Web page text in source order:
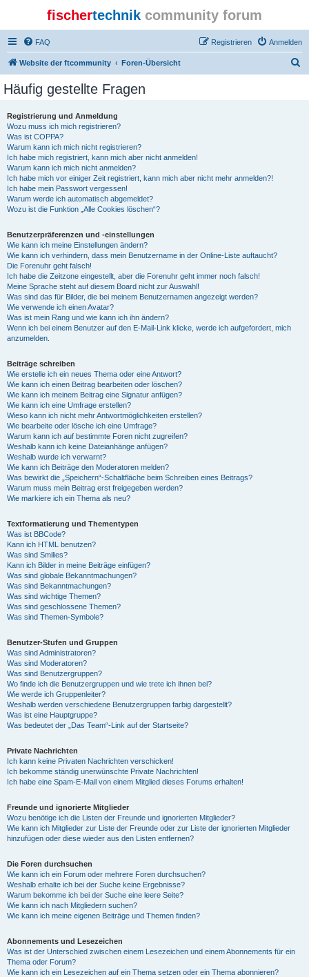
fischertechnik community forum
FAQ Anmelden
Registrieren
Website der ftcommunity Foren-Übersicht
Häufig gestellte Fragen
Registrierung und Anmeldung
Wozu muss ich mich registrieren?
Was ist COPPA?
Warum kann ich mich nicht registrieren?
Ich habe mich registriert, kann mich aber nicht anmelden!
Warum kann ich mich nicht anmelden?
Ich habe mich vor einiger Zeit registriert, kann mich aber nicht mehr anmelden?!
Ich habe mein Passwort vergessen!
Warum werde ich automatisch abgemeldet?
Wozu ist die Funktion „Alle Cookies löschen“?
Benutzerpräferenzen und -einstellungen
Wie kann ich meine Einstellungen ändern?
Wie kann ich verhindern, dass mein Benutzername in der Online-Liste auftaucht?
Die Forenuhr geht falsch!
Ich habe die Zeitzone eingestellt, aber die Forenuhr geht immer noch falsch!
Meine Sprache steht auf diesem Board nicht zur Auswahl!
Was sind das für Bilder, die bei meinem Benutzernamen angezeigt werden?
Wie verwende ich einen Avatar?
Was ist mein Rang und wie kann ich ihn ändern?
Wenn ich bei einem Benutzer auf den E-Mail-Link klicke, werde ich aufgefordert, mich
anzumelden.
Beiträge schreiben
Wie erstelle ich ein neues Thema oder eine Antwort?
Wie kann ich einen Beitrag bearbeiten oder löschen?
Wie kann ich meinem Beitrag eine Signatur anfügen?
Wie kann ich eine Umfrage erstellen?
Wieso kann ich nicht mehr Antwortmöglichkeiten erstellen?
Wie bearbeite oder lösche ich eine Umfrage?
Warum kann ich auf bestimmte Foren nicht zugreifen?
Weshalb kann ich keine Dateianhänge anfügen?
Weshalb wurde ich verwarnt?
Wie kann ich Beiträge den Moderatoren melden?
Was bewirkt die „Speichern“-Schaltfläche beim Schreiben eines Beitrags?
Warum muss mein Beitrag erst freigegeben werden?
Wie markiere ich ein Thema als neu?
Textformatierung und Thementypen
Was ist BBCode?
Kann ich HTML benutzen?
Was sind Smilies?
Kann ich Bilder in meine Beiträge einfügen?
Was sind globale Bekanntmachungen?
Was sind Bekanntmachungen?
Was sind wichtige Themen?
Was sind geschlossene Themen?
Was sind Themen-Symbole?
Benutzer-Stufen und Gruppen
Was sind Administratoren?
Was sind Moderatoren?
Was sind Benutzergruppen?
Wo finde ich die Benutzergruppen und wie trete ich ihnen bei?
Wie werde ich Gruppenleiter?
Weshalb werden verschiedene Benutzergruppen farbig dargestellt?
Was ist eine Hauptgruppe?
Was bedeutet der „Das Team“-Link auf der Startseite?
Private Nachrichten
Ich kann keine Privaten Nachrichten verschicken!
Ich bekomme ständig unerwünschte Private Nachrichten!
Ich habe eine Spam-E-Mail von einem Mitglied dieses Forums erhalten!
Freunde und ignorierte Mitglieder
Wozu benötige ich die Listen der Freunde und ignorierten Mitglieder?
Wie kann ich Mitglieder zur Liste der Freunde oder zur Liste der ignorierten Mitglieder
hinzufügen oder diese wieder aus den Listen entfernen?
Die Foren durchsuchen
Wie kann ich ein Forum oder mehrere Foren durchsuchen?
Weshalb erhalte ich bei der Suche keine Ergebnisse?
Warum bekomme ich bei der Suche eine leere Seite?
Wie kann ich nach Mitgliedern suchen?
Wie kann ich meine eigenen Beiträge und Themen finden?
Abonnements und Lesezeichen
Was ist der Unterschied zwischen einem Lesezeichen und einem Abonnements für ein
Thema oder Forum?
Wie kann ich ein Lesezeichen auf ein Thema setzen oder ein Thema abonnieren?